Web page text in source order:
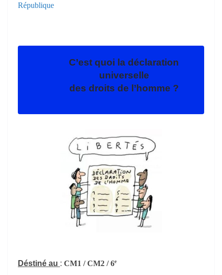
République
C’est quoi la déclaration
universelle
des droits de l’homme ?
Déstiné au : CM1 / CM2 / 6e